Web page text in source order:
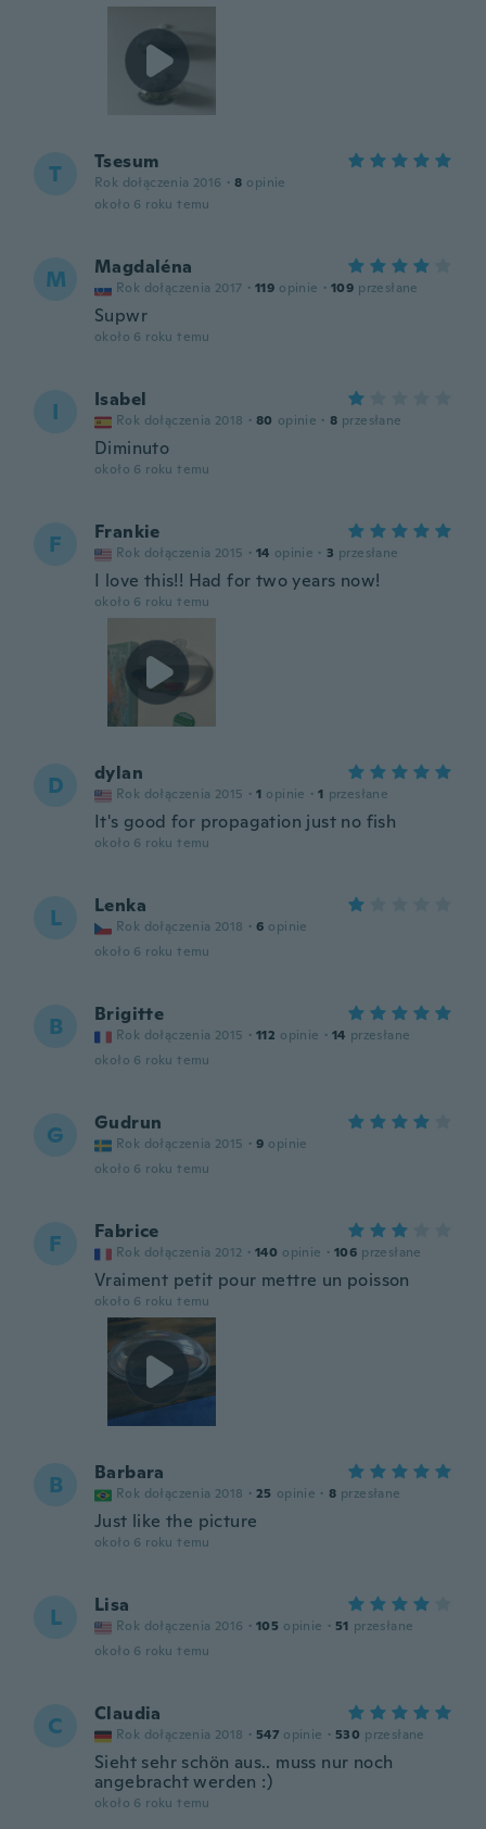
T Tsesum
Rok dołączenia 2016 · 8 opinie
około 6 roku temu
M Magdaléna
Rok dołączenia 2017 · 119 opinie · 109 przesłane
Supwr
około 6 roku temu
I Isabel
Rok dołączenia 2018 · 80 opinie · 8 przesłane
Diminuto
około 6 roku temu
F Frankie
Rok dołączenia 2015 · 14 opinie · 3 przesłane
I love this!! Had for two years now!
około 6 roku temu
D dylan
Rok dołączenia 2015 · 1 opinie · 1 przesłane
It's good for propagation just no fish
około 6 roku temu
L Lenka
Rok dołączenia 2018 · 6 opinie
około 6 roku temu
B Brigitte
Rok dołączenia 2015 · 112 opinie · 14 przesłane
około 6 roku temu
G Gudrun
Rok dołączenia 2015 · 9 opinie
około 6 roku temu
F Fabrice
Rok dołączenia 2012 · 140 opinie · 106 przesłane
Vraiment petit pour mettre un poisson
około 6 roku temu
B Barbara
Rok dołączenia 2018 · 25 opinie · 8 przesłane
Just like the picture
około 6 roku temu
L Lisa
Rok dołączenia 2016 · 105 opinie · 51 przesłane
około 6 roku temu
C Claudia
Rok dołączenia 2018 · 547 opinie · 530 przesłane
Sieht sehr schön aus.. muss nur noch
angebracht werden :)
około 6 roku temu